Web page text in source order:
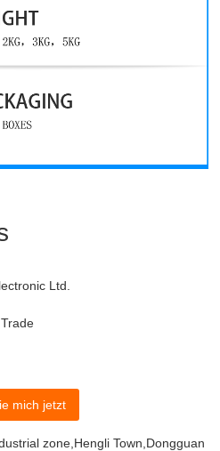
Ltd.
mich jetzt
zone,Hengli Town,Dongguan